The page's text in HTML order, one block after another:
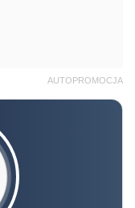
AUTOPROMOCJA